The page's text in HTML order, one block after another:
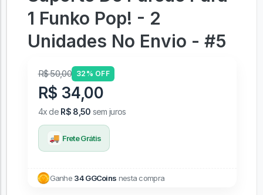
Suporte De Parede Para
1 Funko Pop! - 2
Unidades No Envio - #5
R$ 50,00 32% OFF
R$ 34,00
4x de R$ 8,50sem juros